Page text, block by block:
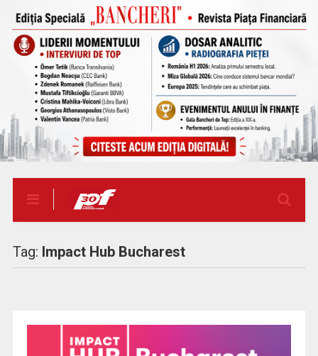
Tag: Impact Hub Bucharest